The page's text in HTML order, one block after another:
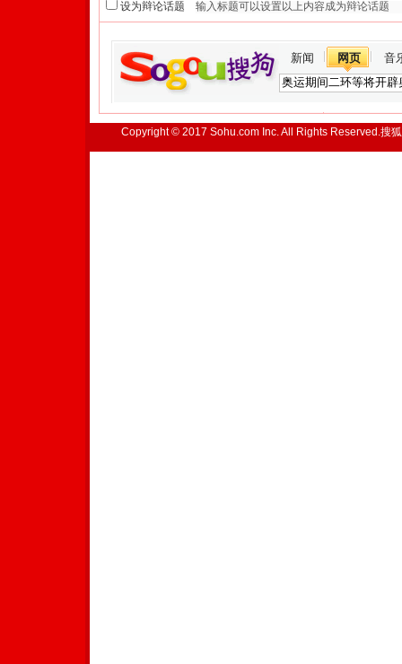
设为辩论话题
新闻 网页 音
Copyright © 2017 Sohu.com Inc. All Rights Reserved.搜